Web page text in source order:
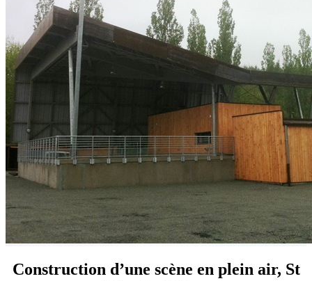
Construction d’une scène en plein air, St